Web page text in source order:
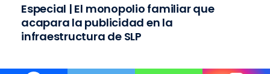
Especial | El monopolio familiar que
acapara la publicidad en la
infraestructura de SLP